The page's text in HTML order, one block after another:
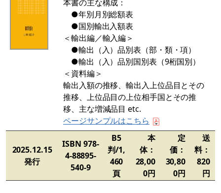
本書の主な構成：
●年別月別総額表
●国別輸出入額表
＜輸出編／輸入編＞
●輸出（入）品別表（部・類・項）
●輸出（入）品別国別表（9桁国別）
＜資料編＞
輸出入額の推移、輸出入上位品目とその
推移、上位品目の上位相手国とその推
移、主な増減品目 etc.
ページサンプルはこちら
2025.12.15
発行
ISBN 978-
4-88895-
540-9
B5
判/1,
460
頁
本
体：
28,00
0円
定
価：
30,80
0円
送
料：
820
円